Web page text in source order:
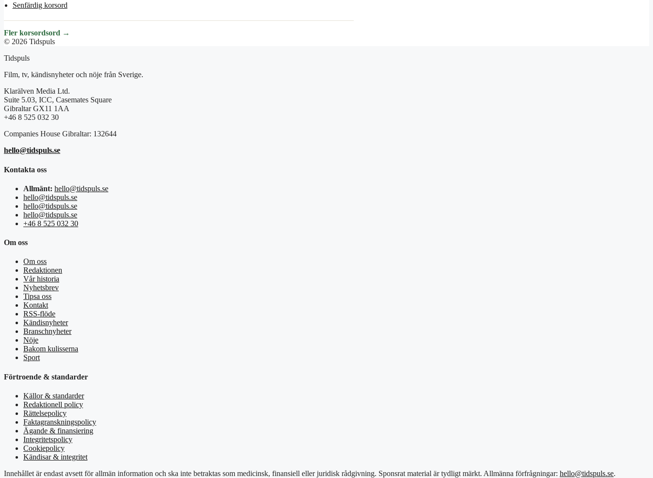
Senfärdig korsord
Fler korsordsord →
© 2026 Tidspuls
Tidspuls
Film, tv, kändisnyheter och nöje från Sverige.
Klarälven Media Ltd.
Suite 5.03, ICC, Casemates Square
Gibraltar GX11 1AA
+46 8 525 032 30
Companies House Gibraltar: 132644
hello@tidspuls.se
Kontakta oss
Allmänt: hello@tidspuls.se
hello@tidspuls.se
hello@tidspuls.se
hello@tidspuls.se
+46 8 525 032 30
Om oss
Om oss
Redaktionen
Vår historia
Nyhetsbrev
Tipsa oss
Kontakt
RSS-flöde
Kändisnyheter
Branschnyheter
Nöje
Bakom kulisserna
Sport
Förtroende & standarder
Källor & standarder
Redaktionell policy
Rättelsepolicy
Faktagranskningspolicy
Ägande & finansiering
Integritetspolicy
Cookiepolicy
Kändisar & integritet
Innehållet är endast avsett för allmän information och ska inte betraktas som medicinsk, finansiell eller juridisk rådgivning. Sponsrat material är tydligt märkt. Allmänna förfrågningar: hello@tidspuls.se.